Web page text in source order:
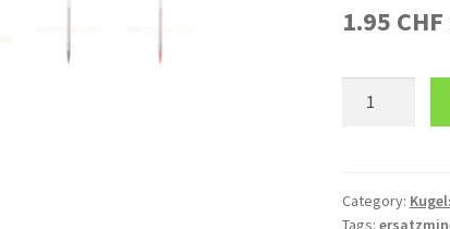
1.95 CHF
TANK
Category:
Tags: